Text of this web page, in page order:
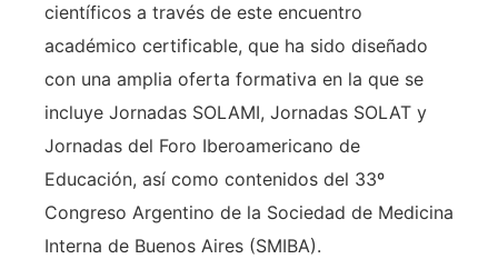
científicos a través de este encuentro
académico certificable, que ha sido diseñado
con una amplia oferta formativa en la que se
incluye Jornadas SOLAMI, Jornadas SOLAT y
Jornadas del Foro Iberoamericano de
Educación, así como contenidos del 33º
Congreso Argentino de la Sociedad de Medicina
Interna de Buenos Aires (SMIBA).